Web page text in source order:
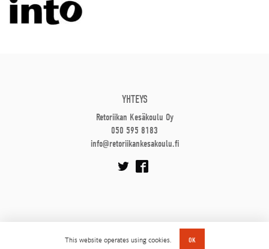
This website operates using cookies. OK
YHTEYS
Retoriikan Kesäkoulu Oy
050 595 8183
info@retoriikankesakoulu.fi